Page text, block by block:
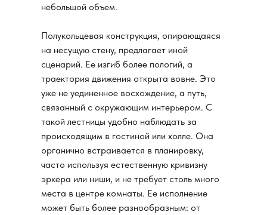
небольшой объем.
Полукольцевая конструкция, опирающаяся
на несущую стену, предлагает иной
сценарий. Ее изгиб более пологий, а
траектория движения открыта вовне. Это
уже не уединенное восхождение, а путь,
связанный с окружающим интерьером. С
такой лестницы удобно наблюдать за
происходящим в гостиной или холле. Она
органично встраивается в планировку,
часто используя естественную кривизну
эркера или ниши, и не требует столь много
места в центре комнаты. Ее исполнение
может быть более разнообразным: от